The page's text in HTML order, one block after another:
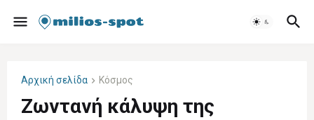
Αρχική σελίδα Κόσμος
Ζωντανή κάλυψη της